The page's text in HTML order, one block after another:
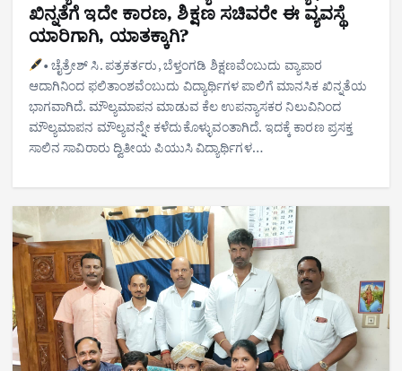
ಖಿನ್ನತೆಗೆ ಇದೇ ಕಾರಣ, ಶಿಕ್ಷಣ ಸಚಿವರೇ ಈ ವ್ಯವಸ್ಥೆ
ಯಾರಿಗಾಗಿ, ಯಾತಕ್ಕಾಗಿ?
• ಚೈತ್ರೇಶ್ ಸಿ. ಪತ್ರಕರ್ತರು, ಬೆಳ್ತಂಗಡಿ ಶಿಕ್ಷಣವೆಂಬುದು ವ್ಯಾಪಾರ
ಆದಾಗಿನಿಂದ ಫಲಿತಾಂಶವೆಂಬುದು ವಿದ್ಯಾರ್ಥಿಗಳ ಪಾಲಿಗೆ ಮಾನಸಿಕ ಖಿನ್ನತೆಯ
ಭಾಗವಾಗಿದೆ. ಮೌಲ್ಯಮಾಪನ ಮಾಡುವ ಕೆಲ ಉಪನ್ಯಾಸಕರ ನಿಲುವಿನಿಂದ
ಮೌಲ್ಯಮಾಪನ ಮೌಲ್ಯವನ್ನೇ ಕಳೆದುಕೊಳ್ಳುವಂತಾಗಿದೆ. ಇದಕ್ಕೆ ಕಾರಣ ಪ್ರಸಕ್ತ
ಸಾಲಿನ ಸಾವಿರಾರು ದ್ವಿತೀಯ ಪಿಯುಸಿ ವಿದ್ಯಾರ್ಥಿಗಳ…